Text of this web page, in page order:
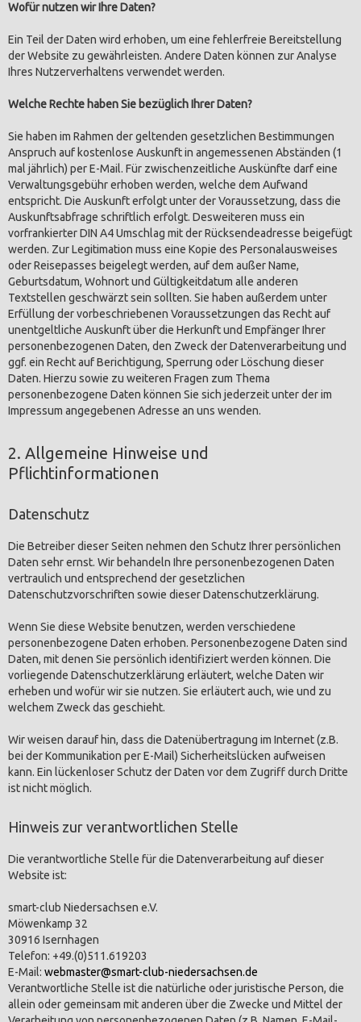
Wofür nutzen wir Ihre Daten?
Ein Teil der Daten wird erhoben, um eine fehlerfreie Bereitstellung
der Website zu gewährleisten. Andere Daten können zur Analyse
Ihres Nutzerverhaltens verwendet werden.
Welche Rechte haben Sie bezüglich Ihrer Daten?
Sie haben im Rahmen der geltenden gesetzlichen Bestimmungen
Anspruch auf kostenlose Auskunft in angemessenen Abständen (1
mal jährlich) per E-Mail. Für zwischenzeitliche Auskünfte darf eine
Verwaltungsgebühr erhoben werden, welche dem Aufwand
entspricht. Die Auskunft erfolgt unter der Voraussetzung, dass die
Auskunftsabfrage schriftlich erfolgt. Desweiteren muss ein
vorfrankierter DIN A4 Umschlag mit der Rücksendeadresse beigefügt
werden. Zur Legitimation muss eine Kopie des Personalausweises
oder Reisepasses beigelegt werden, auf dem außer Name,
Geburtsdatum, Wohnort und Gültigkeitdatum alle anderen
Textstellen geschwärzt sein sollten. Sie haben außerdem unter
Erfüllung der vorbeschriebenen Voraussetzungen das Recht auf
unentgeltliche Auskunft über die Herkunft und Empfänger Ihrer
personenbezogenen Daten, den Zweck der Datenverarbeitung und
ggf. ein Recht auf Berichtigung, Sperrung oder Löschung dieser
Daten. Hierzu sowie zu weiteren Fragen zum Thema
personenbezogene Daten können Sie sich jederzeit unter der im
Impressum angegebenen Adresse an uns wenden.
2. Allgemeine Hinweise und
Pflichtinformationen
Datenschutz
Die Betreiber dieser Seiten nehmen den Schutz Ihrer persönlichen
Daten sehr ernst. Wir behandeln Ihre personenbezogenen Daten
vertraulich und entsprechend der gesetzlichen
Datenschutzvorschriften sowie dieser Datenschutzerklärung.
Wenn Sie diese Website benutzen, werden verschiedene
personenbezogene Daten erhoben. Personenbezogene Daten sind
Daten, mit denen Sie persönlich identifiziert werden können. Die
vorliegende Datenschutzerklärung erläutert, welche Daten wir
erheben und wofür wir sie nutzen. Sie erläutert auch, wie und zu
welchem Zweck das geschieht.
Wir weisen darauf hin, dass die Datenübertragung im Internet (z.B.
bei der Kommunikation per E-Mail) Sicherheitslücken aufweisen
kann. Ein lückenloser Schutz der Daten vor dem Zugriff durch Dritte
ist nicht möglich.
Hinweis zur verantwortlichen Stelle
Die verantwortliche Stelle für die Datenverarbeitung auf dieser
Website ist:
smart-club Niedersachsen e.V.
Möwenkamp 32
30916 Isernhagen
Telefon: +49.(0)511.619203
E-Mail: webmaster@smart-club-niedersachsen.de
Verantwortliche Stelle ist die natürliche oder juristische Person, die
allein oder gemeinsam mit anderen über die Zwecke und Mittel der